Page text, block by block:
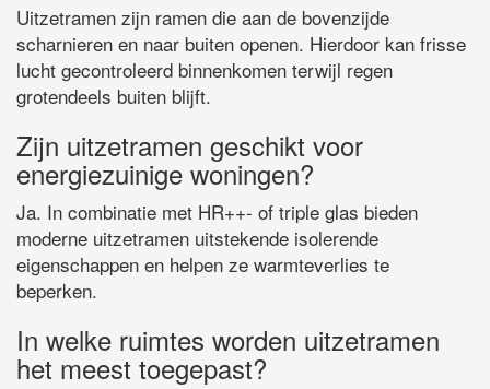
Uitzetramen zijn ramen die aan de bovenzijde
scharnieren en naar buiten openen. Hierdoor kan frisse
lucht gecontroleerd binnenkomen terwijl regen
grotendeels buiten blijft.
Zijn uitzetramen geschikt voor
energiezuinige woningen?
Ja. In combinatie met HR++- of triple glas bieden
moderne uitzetramen uitstekende isolerende
eigenschappen en helpen ze warmteverlies te
beperken.
In welke ruimtes worden uitzetramen
het meest toegepast?